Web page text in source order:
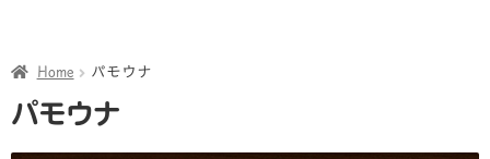
Home パモウナ
パモウナ